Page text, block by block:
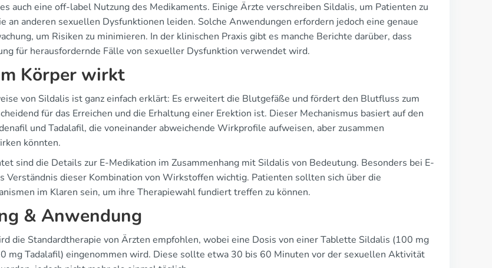
auch eine off-label Nutzung des Medikaments. Einige Ärzte verschreiben Sildalis, um Patienten zu
an anderen sexuellen Dysfunktionen leiden. Solche Anwendungen erfordern jedoch eine genaue
um Risiken zu minimieren. In der klinischen Praxis gibt es manche Berichte darüber, dass
für herausfordernde Fälle von sexueller Dysfunktion verwendet wird.
Körper wirkt
von Sildalis ist ganz einfach erklärt: Es erweitert die Blutgefäße und fördert den Blutfluss zum
für das Erreichen und die Erhaltung einer Erektion ist. Dieser Mechanismus basiert auf den
und Tadalafil, die voneinander abweichende Wirkprofile aufweisen, aber zusammen
könnten.
sind die Details zur E-Medikation im Zusammenhang mit Sildalis von Bedeutung. Besonders bei E-
Verständnis dieser Kombination von Wirkstoffen wichtig. Patienten sollten sich über die
im Klaren sein, um ihre Therapiewahl fundiert treffen zu können.
& Anwendung
die Standardtherapie von Ärzten empfohlen, wobei eine Dosis von einer Tablette Sildalis (100 mg
mg Tadalafil) eingenommen wird. Diese sollte etwa 30 bis 60 Minuten vor der sexuellen Aktivität